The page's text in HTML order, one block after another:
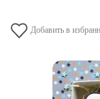
Добавить в